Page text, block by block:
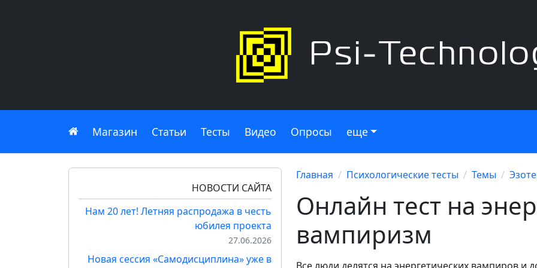
Главная
Магазин Статьи Тесты Видео Опросы еще
НОВОСТИ САЙТА
Нам 20 лет! Летняя распродажа в честь
юбилея проекта
27.06.2026
Новая сессия «Самодисциплина» уже в
Главная Психологические тесты Темы
Онлайн тест на
вампиризм